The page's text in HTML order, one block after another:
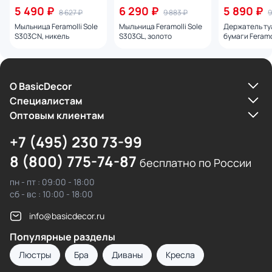
5 490 ₽ 8 627 ₽
Мыльница Feramolli Sole
S303CN, никель
6 290 ₽ 9 883 ₽
Мыльница Feramolli Sole
S303GL, золото
5 890 ₽
Держатель
бумаги
О BasicDecor
Cпециалистам
Оптовым клиентам
+7 (495) 230 73-99
8 (800) 775-74-87 бесплатно по России
пн - пт : 09:00 - 18:00
сб - вс : 10:00 - 18:00
info@basicdecor.ru
Популярные разделы
Люстры Бра Диваны Кресла